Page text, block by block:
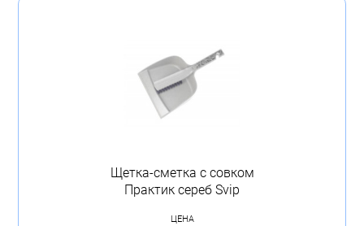
Щетка-сметка с совком
Практик сереб Svip
ЦЕНА